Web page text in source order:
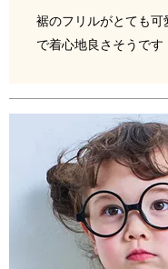
裾のフリルがとても可
で着心地良さそうです